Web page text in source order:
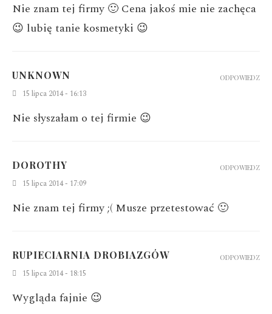
Nie znam tej firmy 🙂 Cena jakoś mie nie zachęca
😉 lubię tanie kosmetyki 😉
UNKNOWN
15 lipca 2014 - 16:13
Nie słyszałam o tej firmie 😉
ODPOWIEDZ
DOROTHY
15 lipca 2014 - 17:09
Nie znam tej firmy ;( Musze przetestować 🙂
ODPOWIEDZ
RUPIECIARNIA DROBIAZGÓW
15 lipca 2014 - 18:15
Wygląda fajnie 😉
ODPOWIEDZ